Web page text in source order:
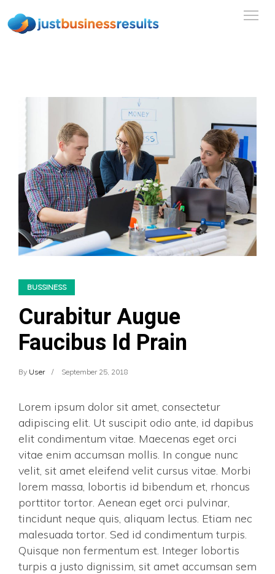
BUSSINESS
Curabitur Augue
Faucibus Id Prain
By User September 25, 2018
Lorem ipsum dolor sit amet, consectetur
adipiscing elit. Ut suscipit odio ante, id dapibus
elit condimentum vitae. Maecenas eget orci
vitae enim accumsan mollis. In congue nunc
velit, sit amet eleifend velit cursus vitae. Morbi
lorem massa, lobortis id bibendum et, rhoncus
porttitor tortor. Aenean eget orci pulvinar,
tincidunt neque quis, aliquam lectus. Etiam nec
malesuada tortor. Sed id condimentum turpis.
Quisque non fermentum est. Integer lobortis
turpis a justo dignissim, sit amet accumsan sem